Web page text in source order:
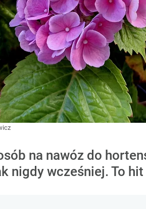
na nawóz do
nigdy wcześniej. To